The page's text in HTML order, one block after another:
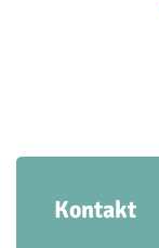
Kontakt